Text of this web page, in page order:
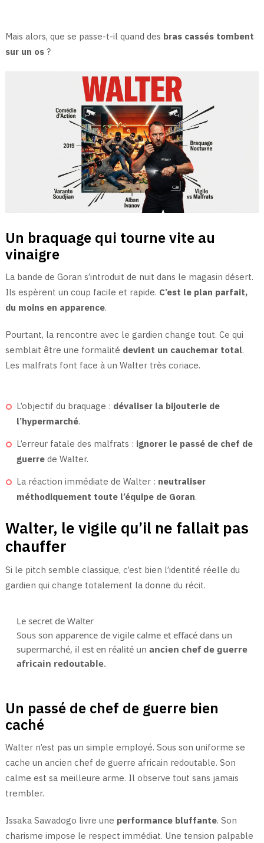
Mais alors, que se passe-t-il quand des bras cassés tombent
sur un os?
Un braquage qui tourne vite au
vinaigre
La bande de Goran s’introduit de nuit dans le magasin désert.
Ils espèrent un coup facile et rapide. C’est le plan parfait,
du moins en apparence.
Pourtant, la rencontre avec le gardien change tout. Ce qui
semblait être une formalité devient un cauchemar total.
Les malfrats font face à un Walter très coriace.
L’objectif du braquage : dévaliser la bijouterie de
l’hypermarché.
L’erreur fatale des malfrats : ignorer le passé de chef de
guerre de Walter.
La réaction immédiate de Walter : neutraliser
méthodiquement toute l’équipe de Goran.
Walter, le vigile qu’il ne fallait pas
chauffer
Si le pitch semble classique, c’est bien l’identité réelle du
gardien qui change totalement la donne du récit.
Le secret de Walter
Sous son apparence de vigile calme et effacé dans un
supermarché, il est en réalité un ancien chef de guerre
africain redoutable.
Un passé de chef de guerre bien
caché
Walter n’est pas un simple employé. Sous son uniforme se
cache un ancien chef de guerre africain redoutable. Son
calme est sa meilleure arme. Il observe tout sans jamais
trembler.
Issaka Sawadogo livre une performance bluffante. Son
charisme impose le respect immédiat. Une tension palpable